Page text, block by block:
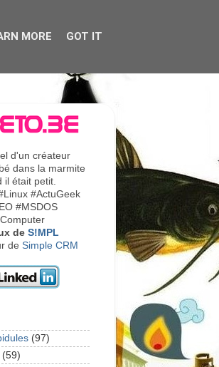
d'un créateur
dans la marmite
il était petit.
#ActuGeek
#MSDOS
de S!MPL
de Simple CRM
(97)
(59)
MORE GOT IT